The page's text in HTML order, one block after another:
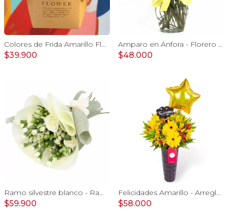
Colores de Frida Amarillo Flower Bag - Arreglo floral con rosas, claveles, estate y limonium
$39.900
Amparo en Ánfora - Florero 12 rosas ecuatorianas amarillo
$48.000
Ramo silvestre blanco - Ramo de flores circular con rosas blancas, claveles blancos, astromelias e hypericum verde
$59.900
Felicidades Amarillo - Arreglo floral con globo, gerberas y astromelias amarillas e hypericum
$58.000